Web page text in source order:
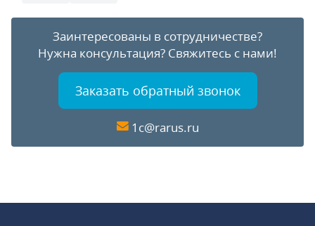
Заинтересованы в сотрудничестве?
Нужна консультация? Свяжитесь с нами!
Заказать обратный звонок
1c@rarus.ru